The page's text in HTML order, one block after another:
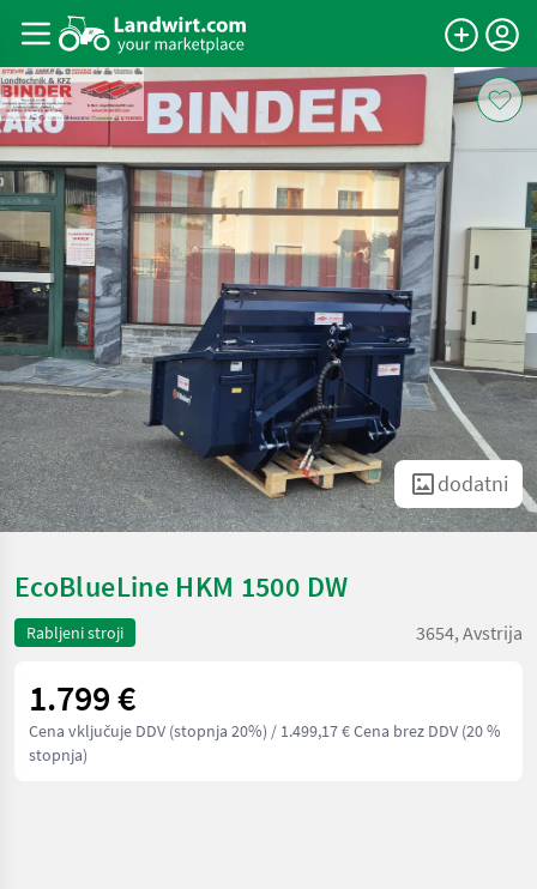
dodatni
EcoBlueLine HKM 1500 DW
Rabljeni stroji 3654, Avstrija
1.799 €
Cena vključuje DDV (stopnja 20%) / 1.499,17 € Cena brez DDV (20 %
stopnja)